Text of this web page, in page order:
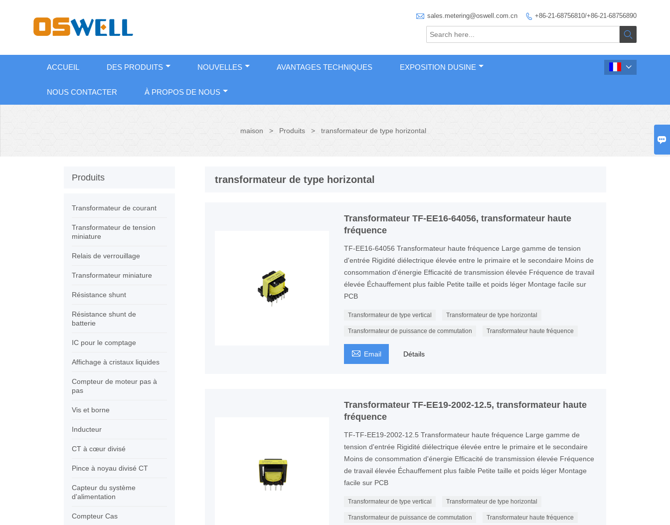

 sales.metering@oswell.com.cn  +86-21-68756810/+86-21-68756890

ACCUEIL DES PRODUITS NOUVELLES AVANTAGES TECHNIQUES EXPOSITION DUSINE
NOUS CONTACTER À PROPOS DE NOUS

maison > Produits > transformateur de type horizontal
transformateur de type horizontal
Transformateur TF-EE16-64056, transformateur haute
fréquence
TF-EE16-64056 Transformateur haute fréquence Large gamme de tension
d'entrée Rigidité diélectrique élevée entre le primaire et le secondaire Moins de
consommation d'énergie Efficacité de transmission élevée Fréquence de travail
élevée Échauffement plus faible Petite taille et poids léger Montage facile sur
PCB
Transformateur de type vertical Transformateur de type horizontal
Transformateur de puissance de commutation Transformateur haute fréquence
 Email Détails
Transformateur TF-EE19-2002-12.5, transformateur haute
fréquence
TF-TF-EE19-2002-12.5 Transformateur haute fréquence Large gamme de
tension d'entrée Rigidité diélectrique élevée entre le primaire et le secondaire
Moins de consommation d'énergie Efficacité de transmission élevée Fréquence
de travail élevée Échauffement plus faible Petite taille et poids léger Montage
facile sur PCB
Transformateur de type vertical Transformateur de type horizontal
Transformateur de puissance de commutation Transformateur haute fréquence
Produits
Transformateur de courant
Transformateur de tension
miniature
Relais de verrouillage
Transformateur miniature
Résistance shunt
Résistance shunt de
batterie
IC pour le comptage
Affichage à cristaux liquides
Compteur de moteur pas à
pas
Vis et borne
Inducteur
CT à cœur divisé
Pince à noyau divisé CT
Capteur du système
d'alimentation
Compteur Cas